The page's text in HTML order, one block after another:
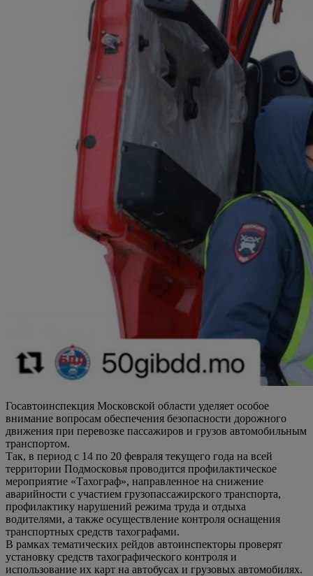
Госавтоинспекция Московской области уделяет особое
внимание вопросам обеспечения безопасности дорожного
движения при перевозке пассажиров и грузов автомобильным
транспортом.
Так, в период с 14 по 20 февраля текущего года на всей
территории Подмосковья проводится профилактическое
мероприятие «Тахограф», направленное на снижение
аварийности с участием грузопассажирского транспорта,
профилактику нарушений режима труда и отдыха
водителями, а также осуществление контроля оснащения
транспортных средств тахографами.
В рамках тематических рейдов автоинспекторы проверят
установку средств тахографического контроля и
использование их карт на автобусах и грузовых автомобилях.